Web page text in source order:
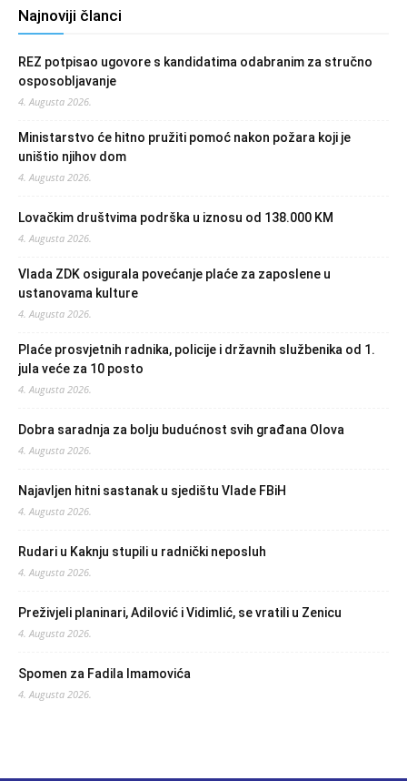
Najnoviji članci
REZ potpisao ugovore s kandidatima odabranim za stručno
osposobljavanje
4. Augusta 2026.
Ministarstvo će hitno pružiti pomoć nakon požara koji je
uništio njihov dom
4. Augusta 2026.
Lovačkim društvima podrška u iznosu od 138.000 KM
4. Augusta 2026.
Vlada ZDK osigurala povećanje plaće za zaposlene u
ustanovama kulture
4. Augusta 2026.
Plaće prosvjetnih radnika, policije i državnih službenika od 1.
jula veće za 10 posto
4. Augusta 2026.
Dobra saradnja za bolju budućnost svih građana Olova
4. Augusta 2026.
Najavljen hitni sastanak u sjedištu Vlade FBiH
4. Augusta 2026.
Rudari u Kaknju stupili u radnički neposluh
4. Augusta 2026.
Preživjeli planinari, Adilović i Vidimlić, se vratili u Zenicu
4. Augusta 2026.
Spomen za Fadila Imamovića
4. Augusta 2026.